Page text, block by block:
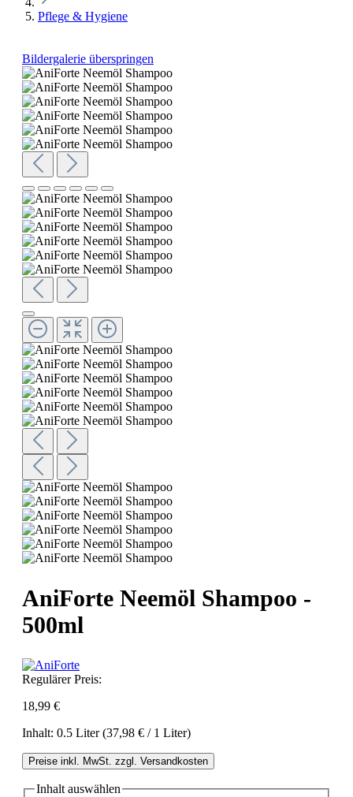
Pflege & Hygiene
Bildergalerie überspringen
AniForte Neemöl Shampoo -
500ml
Regulärer Preis:
18,99 €
Inhalt: 0.5 Liter(37,98 € / 1 Liter)
Preise inkl. MwSt. zzgl. Versandkosten
Inhalt auswählen